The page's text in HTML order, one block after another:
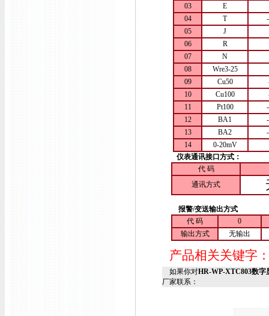
03
E
04
T
05
J
06
R
07
N
08
Wre3-25
09
Cu50
10
Cu100
11
Pt100
12
BA1
13
BA2
14
0-20mV
仪表通讯接口方式：
代 码
通讯方式
报警/变送输出方式
代 码
0
输出方式
无输出
产品相关关键字
如果你对HR-WP-XTC803数字
厂家联系：